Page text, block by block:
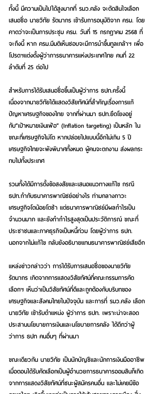
ทั้งนี้ มีความเป็นไปได้สูงมากที่ รมว.คลัง จะตัดสินใจเลือก
เสนอชื่อ นายวิทัย รัตนากร เข้ารับการอนุมัติจาก ครม. โดย
คาดว่าจะเป็นการประชุม ครม. วันที่ 15 กรกฎาคม 2568 ที่
จะถึงนี้ หาก ครม.มีมติเห็นชอบจะมีการนำขึ้นทูลเกล้าฯ เพื่อ
โปรดฯแต่งตั้งผู้ว่าการธนาคารแห่งประเทศไทย คนที่ 22
ลำดับที่ 25 ต่อไป
สำหรับการได้รับเสนอชื่อขึ้นเป็นผู้ว่าการ ธปท.ครั้งนี้
เนื่องจากนายวิทัยได้แสดงวิสัยทัศน์ที่สำคัญเรื่องการแก้
ปัญหาเศรษฐกิจของไทย จากที่ผ่านมา ธปท.ยึดโยงอยู่
กับ”เป้าหมายเงินเฟ้อ” (Inflation targeting) เป็นหลัก ใน
ขณะที่เศรษฐกิจไม่โต หากปล่อยไปแบบนี้อีกไม่เกิน 5 ปี
เศรษฐกิจไทยจะพังพินาศทั้งหมด ผู้คนจะตกงาน ส่งผลกระ
ทบไปทั้งประเทศ
รวมทั้งได้มีการตั้งข้อสงสัยและเสนอแนวทางแก้ไข กรณี
ธปท.กำกับธนาคารพาณิชย์อย่างไร ท่ามกลางภาวะ
เศรษฐกิจโตน้อยโตช้า แต่ธนาคารพาณิชย์มีผลกำไรเป็น
จำนวนมาก และยังทำกำไรสูงสุดเป็นประวัติการณ์ ขณะที่
ประชาชนและภาคธุรกิจเป็นหนี้ท่วม โดยผู้ว่าการ ธปท.
นอกจากไม่แก้ไข กลับยังอธิบายแทนธนาคารพาณิชย์เสียอีก
แหล่งข่าวกล่าวว่า การได้รับการเสนอชื่อของนายวิทัย
รัตนากร เกิดจากการแสดงวิสัยทัศน์ที่คณะกรรมการคัด
เลือกฯ เห็นว่าเป็นวิสัยทัศน์ที่ดีและถูกต้องกับบริบทของ
เศรษฐกิจและสังคมไทยในปัจจุบัน และการที่ รมว.คลัง เลือก
นายวิทัย เข้ารับตำแหน่ง ผู้ว่าการ ธปท. เพราะน่าจะสอด
ประสานนโยบายการเงินและนโยบายการคลัง ได้ดีกว่าผู้
ว่าการ ธปท คนอื่นๆ ที่ผ่านมา
ขณะเดียวกัน นายวิทัย เป็นนักบัญชีและนักการเงินมืออาชีพ
เมื่อตอนได้รับคัดเลือกเป็นผู้อำนวยการธนาคารออมสินก็เกิด
จากการแสดงวิสัยทัศน์ที่ชนะผู้สมัครคนอื่น และไม่เคยมีข้อ